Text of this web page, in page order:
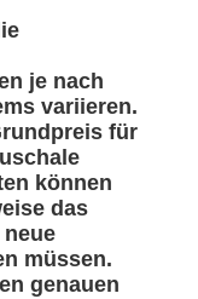
je nach
variieren.
für
können
das
müssen.
genauen